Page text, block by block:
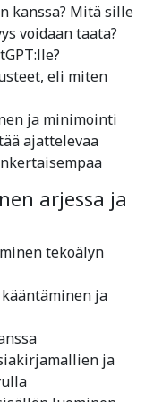
kanssa? Mitä sille
voidaan taata?
eli miten
ja minimointi
ajattelevaa
arjessa ja
tekoälyn
ja
ja